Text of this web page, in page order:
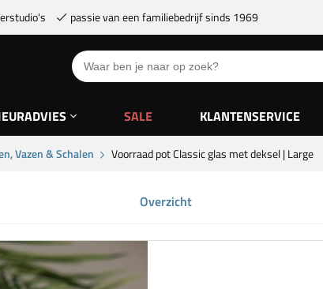
passie van een familiebedrijf sinds 1969
SALE KLANTENSERVICE
Vazen & Schalen Voorraad pot Classic glas met deksel | Large
Overzicht